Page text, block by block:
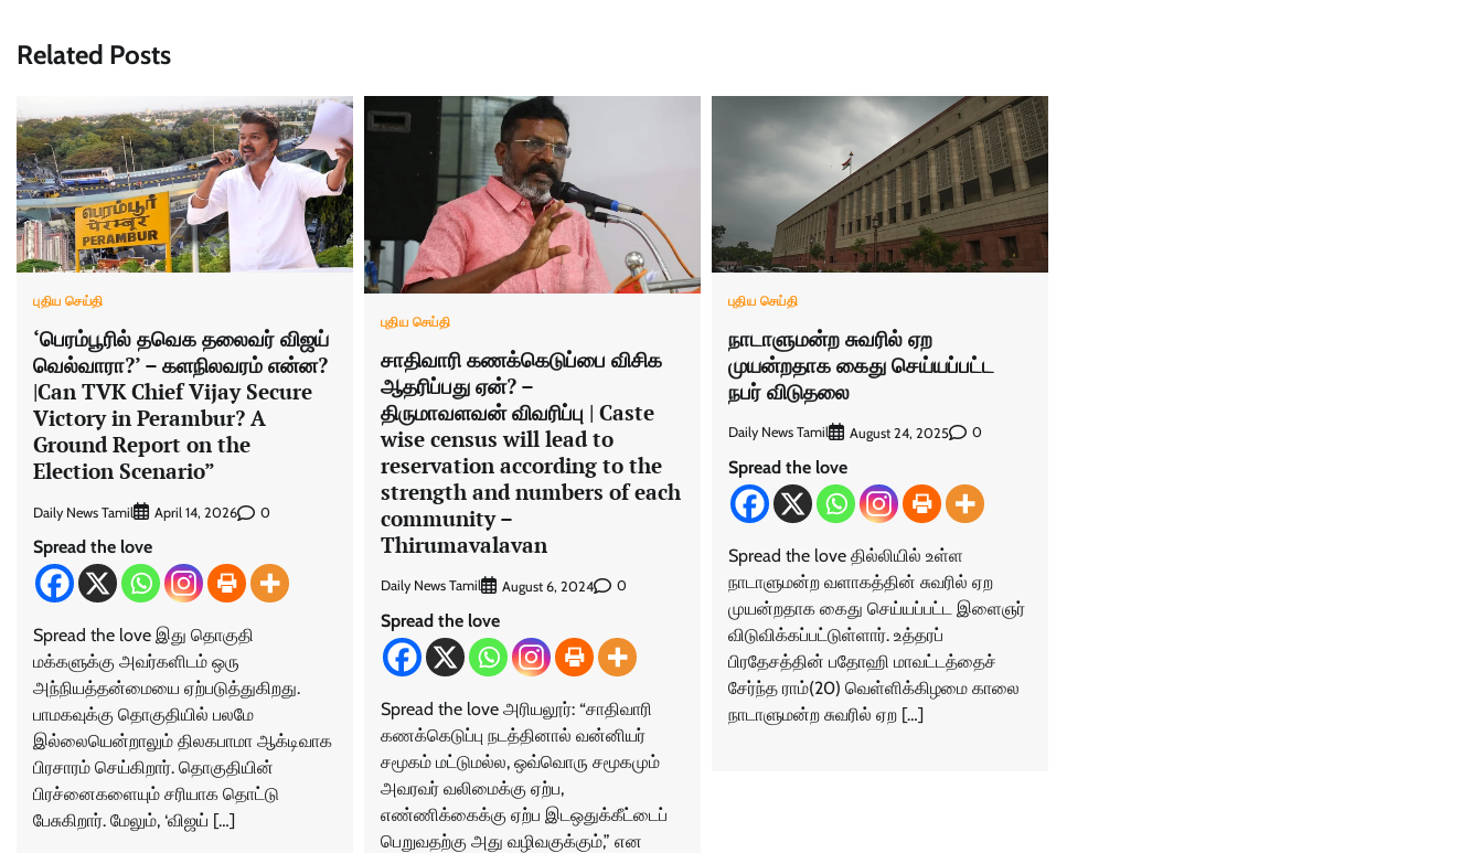
Related Posts
புதிய செய்தி
‘பெரம்பூரில் தவெக தலைவர் விஜய்
வெல்வாரா?’ – களநிலவரம் என்ன?
|Can TVK Chief Vijay Secure
Victory in Perambur? A
Ground Report on the
Election Scenario”
Daily News Tamil April 14, 2026 0
Spread the love
Spread the love இது தொகுதி
மக்களுக்கு அவர்களிடம் ஒரு
அந்நியத்தன்மையை ஏற்படுத்துகிறது.
பாமகவுக்கு தொகுதியில் பலமே
இல்லையென்றாலும் திலகபாமா ஆக்டிவாக
பிரசாரம் செய்கிறார். தொகுதியின்
பிரச்னைகளையும் சரியாக தொட்டு
பேசுகிறார். மேலும், ‘விஜய் […]
புதிய செய்தி
சாதிவாரி கணக்கெடுப்பை விசிக
ஆதரிப்பது ஏன்? –
திருமாவளவன் விவரிப்பு | Caste
wise census will lead to
reservation according to the
strength and numbers of each
community –
Thirumavalavan
Daily News Tamil August 6, 2024 0
Spread the love
Spread the love அரியலூர்: “சாதிவாரி
கணக்கெடுப்பு நடத்தினால் வன்னியர்
சமூகம் மட்டுமல்ல, ஒவ்வொரு சமூகமும்
அவரவர் வலிமைக்கு ஏற்ப,
எண்ணிக்கைக்கு ஏற்ப இடஒதுக்கீட்டைப்
பெறுவதற்கு அது வழிவகுக்கும்,” என
புதிய செய்தி
நாடாளுமன்ற சுவரில் ஏற
முயன்றதாக கைது செய்யப்பட்ட
நபர் விடுதலை
Daily News Tamil August 24, 2025 0
Spread the love
Spread the love தில்லியில் உள்ள
நாடாளுமன்ற வளாகத்தின் சுவரில் ஏற
முயன்றதாக கைது செய்யப்பட்ட இளைஞர்
விடுவிக்கப்பட்டுள்ளார். உத்தரப்
பிரதேசத்தின் பதோஹி மாவட்டத்தைச்
சேர்ந்த ராம்(20) வெள்ளிக்கிழமை காலை
நாடாளுமன்ற சுவரில் ஏற […]